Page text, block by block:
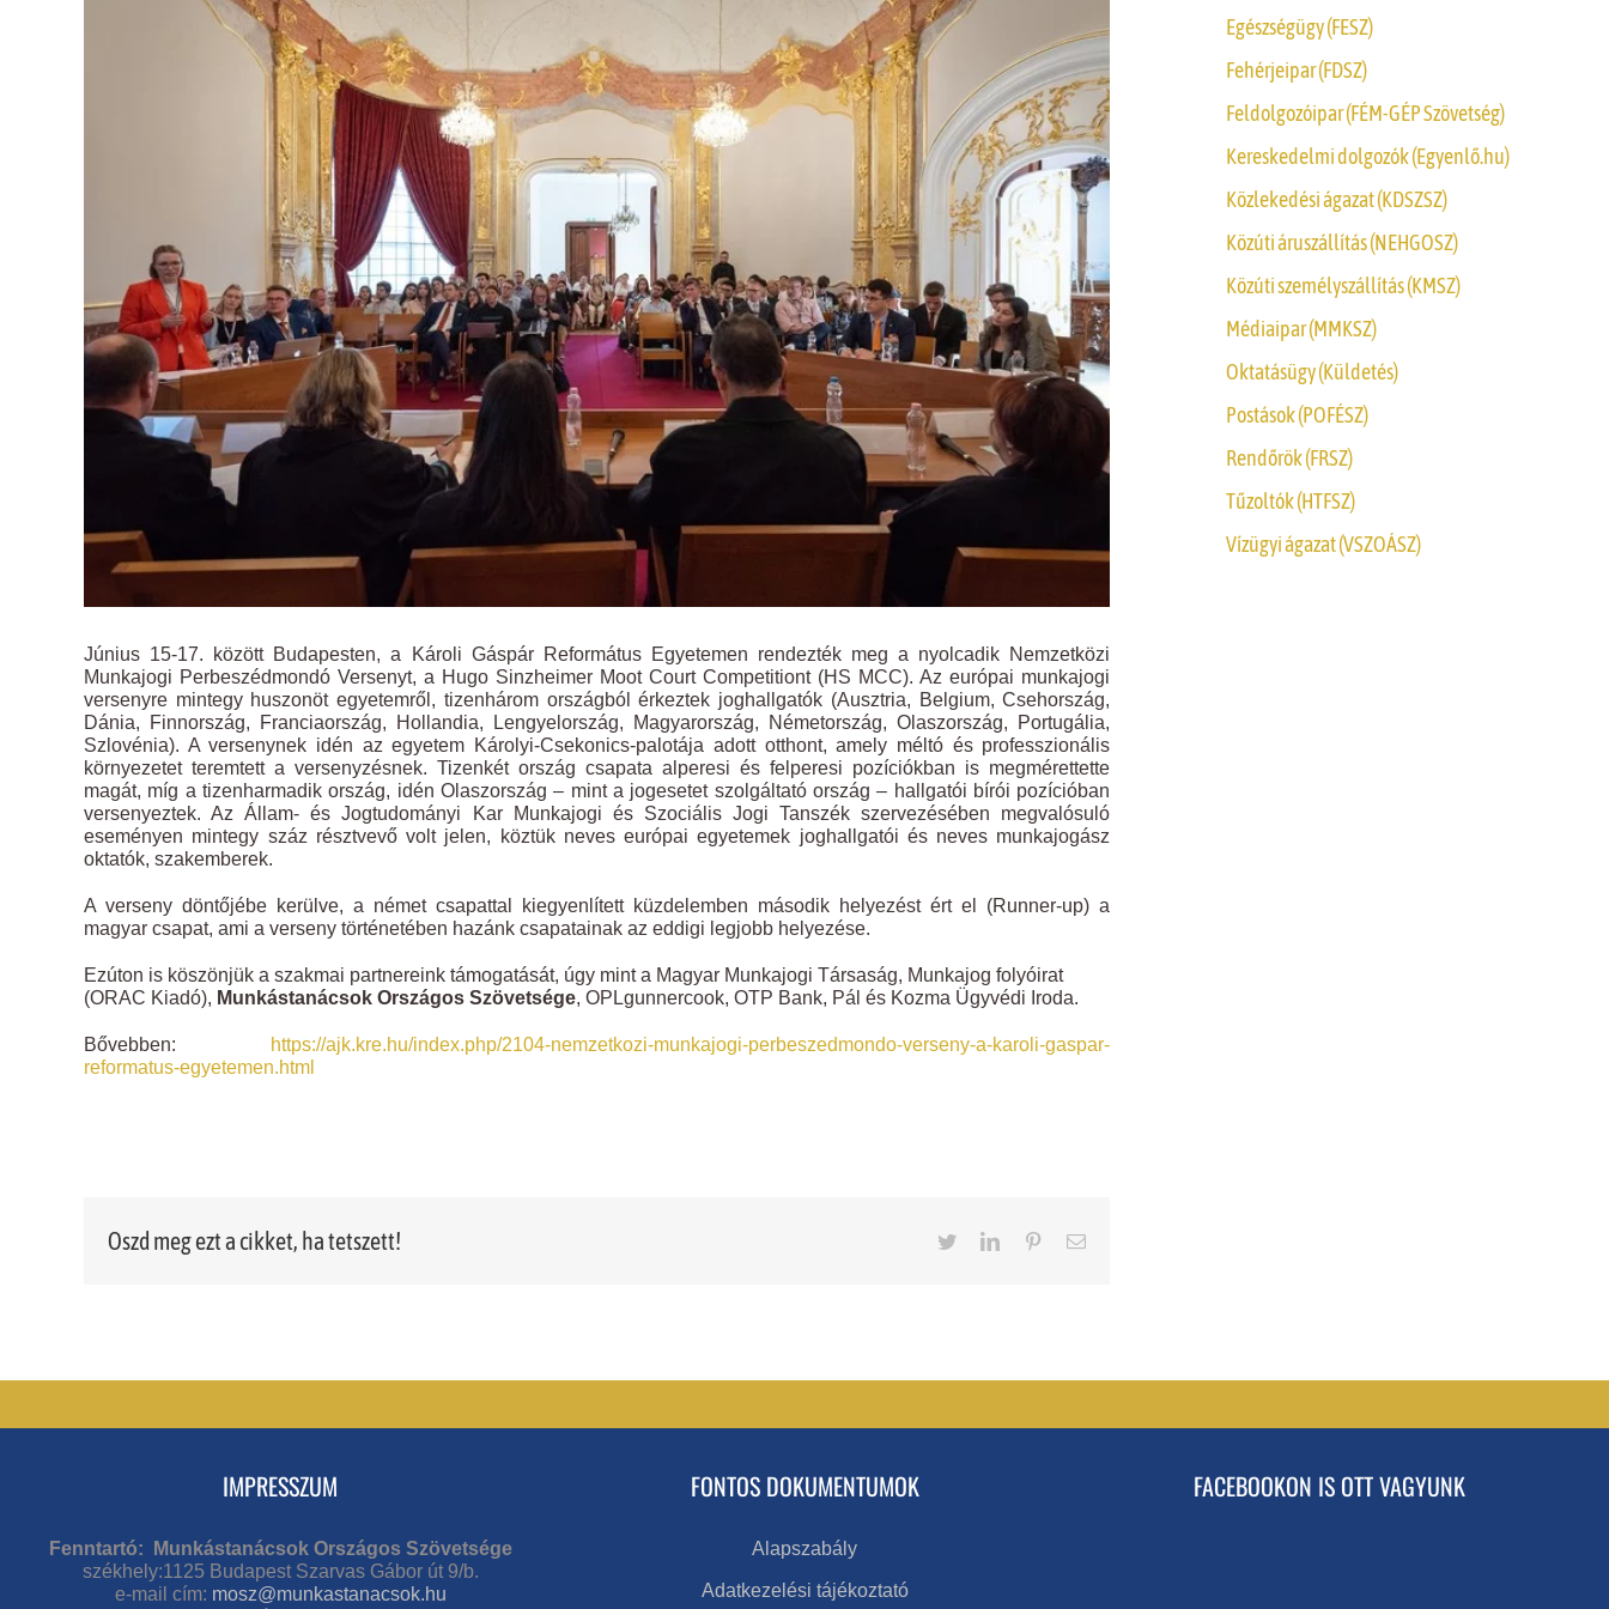
Június 15-17. között Budapesten, a Károli Gáspár Református Egyetemen rendezték meg a nyolcadik Nemzetközi
Munkajogi Perbeszédmondó Versenyt, a Hugo Sinzheimer Moot Court Competitiont (HS MCC). Az európai munkajogi
versenyre mintegy huszonöt egyetemről, tizenhárom országból érkeztek joghallgatók (Ausztria, Belgium, Csehország,
Dánia, Finnország, Franciaország, Hollandia, Lengyelország, Magyarország, Németország, Olaszország, Portugália,
Szlovénia). A versenynek idén az egyetem Károlyi-Csekonics-palotája adott otthont, amely méltó és professzionális
környezetet teremtett a versenyzésnek. Tizenkét ország csapata alperesi és felperesi pozíciókban is megmérettette
magát, míg a tizenharmadik ország, idén Olaszország – mint a jogesetet szolgáltató ország – hallgatói bírói pozícióban
versenyeztek. Az Állam- és Jogtudományi Kar Munkajogi és Szociális Jogi Tanszék szervezésében megvalósuló
eseményen mintegy száz résztvevő volt jelen, köztük neves európai egyetemek joghallgatói és neves munkajogász
oktatók, szakemberek.
A verseny döntőjébe kerülve, a német csapattal kiegyenlített küzdelemben második helyezést ért el (Runner-up) a
magyar csapat, ami a verseny történetében hazánk csapatainak az eddigi legjobb helyezése.
Ezúton is köszönjük a szakmai partnereink támogatását, úgy mint a Magyar Munkajogi Társaság, Munkajog folyóirat
(ORAC Kiadó), Munkástanácsok Országos Szövetsége, OPLgunnercook, OTP Bank, Pál és Kozma Ügyvédi Iroda.
Bővebben: https://ajk.kre.hu/index.php/2104-nemzetkozi-munkajogi-perbeszedmondo-verseny-a-karoli-gaspar-
reformatus-egyetemen.html
Oszd meg ezt a cikket, ha tetszett! TwitterLinkedInPinterestEmail
Egészségügy (FESZ)
Fehérjeipar (FDSZ)
Feldolgozóipar (FÉM-GÉP Szövetség)
Kereskedelmi dolgozók (Egyenlő.hu)
Közlekedési ágazat (KDSZSZ)
Közúti áruszállítás (NEHGOSZ)
Közúti személyszállítás (KMSZ)
Médiaipar (MMKSZ)
Oktatásügy (Küldetés)
Postások (POFÉSZ)
Rendőrök (FRSZ)
Tűzoltók (HTFSZ)
Vízügyi ágazat (VSZOÁSZ)
IMPRESSZUM
Fenntartó: Munkástanácsok Országos Szövetsége
székhely:1125 Budapest Szarvas Gábor út 9/b.
e-mail cím: mosz@munkastanacsok.hu
FONTOS DOKUMENTUMOK
Alapszabály
Adatkezelési tájékoztató
FACEBOOKON IS OTT VAGYUNK